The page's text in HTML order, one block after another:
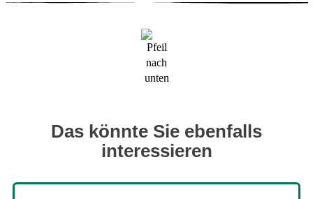
Das könnte Sie ebenfalls
interessieren